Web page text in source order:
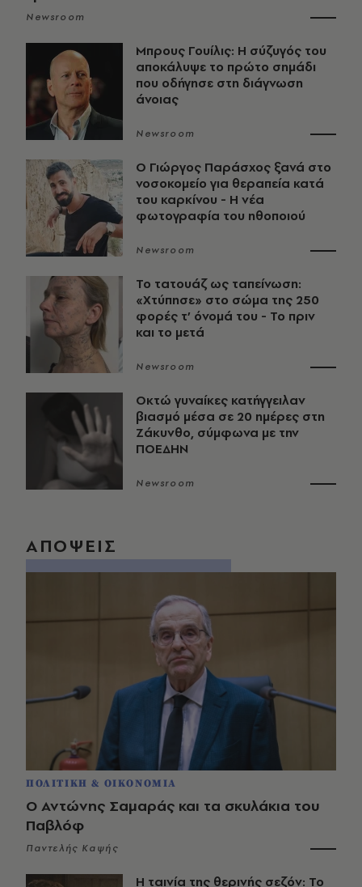
Newsroom
Μπρους Γουίλις: Η σύζυγός του
αποκάλυψε το πρώτο σημάδι
που οδήγησε στη διάγνωση
άνοιας
Newsroom
O Γιώργος Παράσχος ξανά στο
νοσοκομείο για θεραπεία κατά
του καρκίνου - Η νέα
φωτογραφία του ηθοποιού
Newsroom
Το τατουάζ ως ταπείνωση:
«Χτύπησε» στο σώμα της 250
φορές τ’ όνομά του - Το πριν
και το μετά
Newsroom
Οκτώ γυναίκες κατήγγειλαν
βιασμό μέσα σε 20 ημέρες στη
Ζάκυνθο, σύμφωνα με την
ΠΟΕΔΗΝ
Newsroom
ΑΠΟΨΕΙΣ
ΠΟΛΙΤΙΚΗ & ΟΙΚΟΝΟΜΙΑ
Ο Αντώνης Σαμαράς και τα σκυλάκια του
Παβλόφ
Παντελής Καψής
Η ταινία της θερινής σεζόν: Το